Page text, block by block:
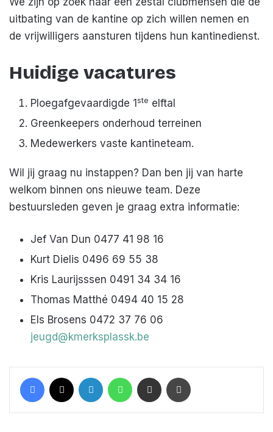
uitbating van de kantine op zich willen nemen en
de vrijwilligers aansturen tijdens hun kantinedienst.
Huidige vacatures
Ploegafgevaardigde 1 ste elftal
Greenkeepers onderhoud terreinen
Medewerkers vaste kantineteam.
Wil jij graag nu instappen? Dan ben jij van harte
welkom binnen ons nieuwe team. Deze
bestuursleden geven je graag extra informatie:
Jef Van Dun 0477 41 98 16
Kurt Dielis 0496 69 55 38
Kris Laurijsssen 0491 34 34 16
Thomas Matthé 0494 40 15 28
Els Brosens 0472 37 76 06
jeugd@kmerksplassk.be
Facebook LinkedIn WhatsAppDeel met een mail